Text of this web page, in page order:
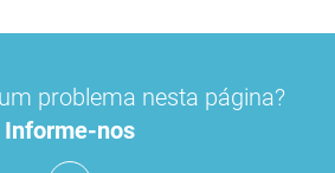
problema nesta página?
Informe-nos